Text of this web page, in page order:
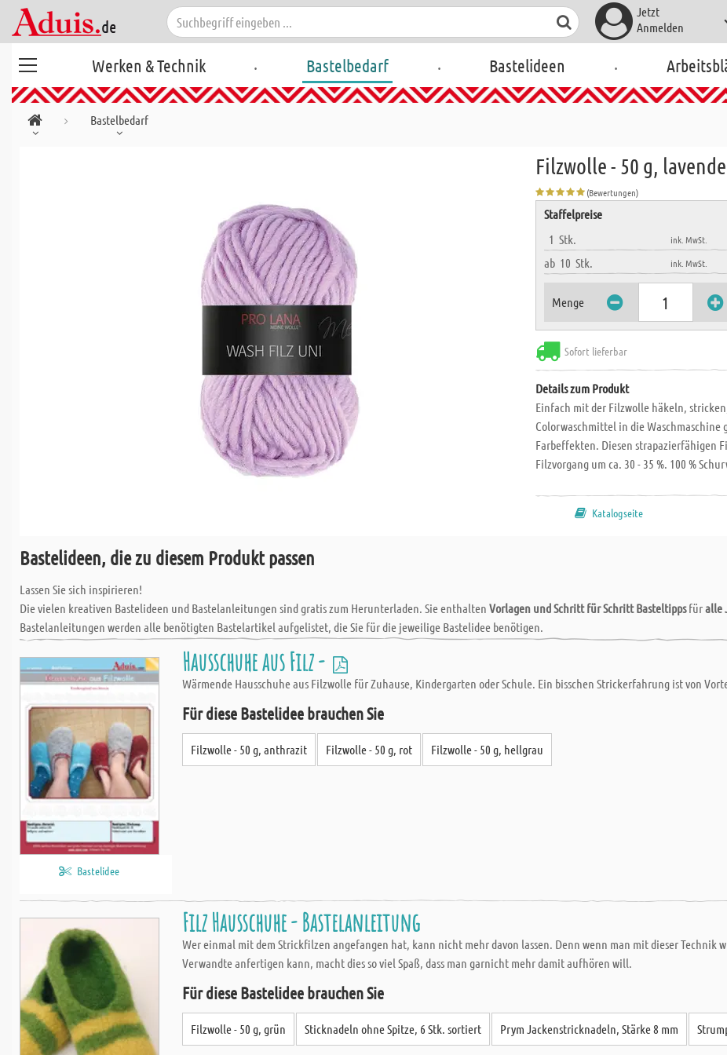
Jetzt
Anmelden
Werken & Technik . Bastelbedarf . Bastelideen .
Bastelbedarf
Filzwolle - 50 g,
(Bewertungen)
Staffelpreise
1 Stk. ink. MwSt.
ab 10 Stk. ink. MwSt.
Menge
Sofort lieferbar
Details zum Produkt
Einfach mit der Filzwolle häkeln,
Colorwaschmittel in die
Farbeffekten. Diesen strapazierfähigen
Filzvorgang um ca. 30 - 35 %. 100 %
Katalogseite
Bastelideen, die zu diesem Produkt passen
Lassen Sie sich inspirieren!
Die vielen kreativen Bastelideen und Bastelanleitungen sind gratis zum Herunterladen. Sie enthalten Vorlagen und Schritt für Schritt Basteltippsfüralle
Bastelanleitungen werden alle benötigten Bastelartikel aufgelistet, die Sie für die jeweilige Bastelidee benötigen.
Bastelidee
Hausschuhe aus Filz -
Wärmende Hausschuhe aus Filzwolle für Zuhause, Kindergarten oder Schule. Ein bisschen Strickerfahrung ist von
Für diese Bastelidee brauchen Sie
Filzwolle - 50 g, anthrazit Filzwolle - 50 g, rot Filzwolle - 50 g, hellgrau
Filz Hausschuhe - Bastelanleitung
Wer einmal mit dem Strickfilzen angefangen hat, kann nicht mehr davon lassen. Denn wenn man mit dieser Technik
Verwandte anfertigen kann, macht dies so viel Spaß, dass man garnicht mehr damit aufhören will.
Für diese Bastelidee brauchen Sie
Filzwolle - 50 g, grün Sticknadeln ohne Spitze, 6 Stk. sortiert Prym Jackenstricknadeln, Stärke 8 mm